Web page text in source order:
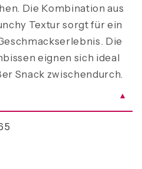
Die Kombination aus
Textur sorgt für ein
Die
eignen sich ideal
Snack zwischendurch.
▼